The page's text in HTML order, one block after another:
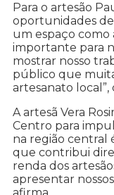
Para o artesão
oportunidades de
um espaço como
importante para
mostrar nosso
público que
artesanato local”,
A artesã Vera
Centro para
na região central
que contribui
renda dos
apresentar